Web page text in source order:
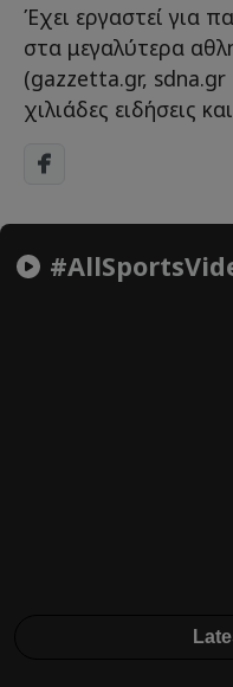
Έχει εργαστεί για
στα μεγαλύτερα
(gazzetta.gr, sdna.gr
χιλιάδες ειδήσεις